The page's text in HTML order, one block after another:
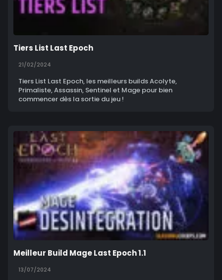
Tiers List Last Epoch
21/02/2024
Tiers List Last Epoch, les meilleurs builds Acolyte,
Primaliste, Assassin, Sentinel et Mage pour bien
commencer dès la sortie du jeu !
Meilleur Build Mage Last Epoch 1.1
13/07/2024